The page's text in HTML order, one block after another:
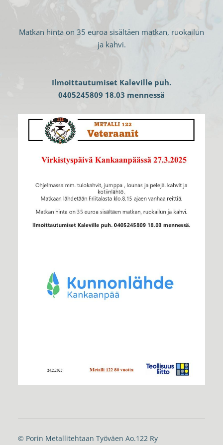
Matkan hinta on 35 euroa sisältäen matkan, ruokailun
ja kahvi.
Ilmoittautumiset Kaleville puh.
0405245809 18.03 mennessä
© Porin Metallitehtaan Työväen Ao.122 Ry